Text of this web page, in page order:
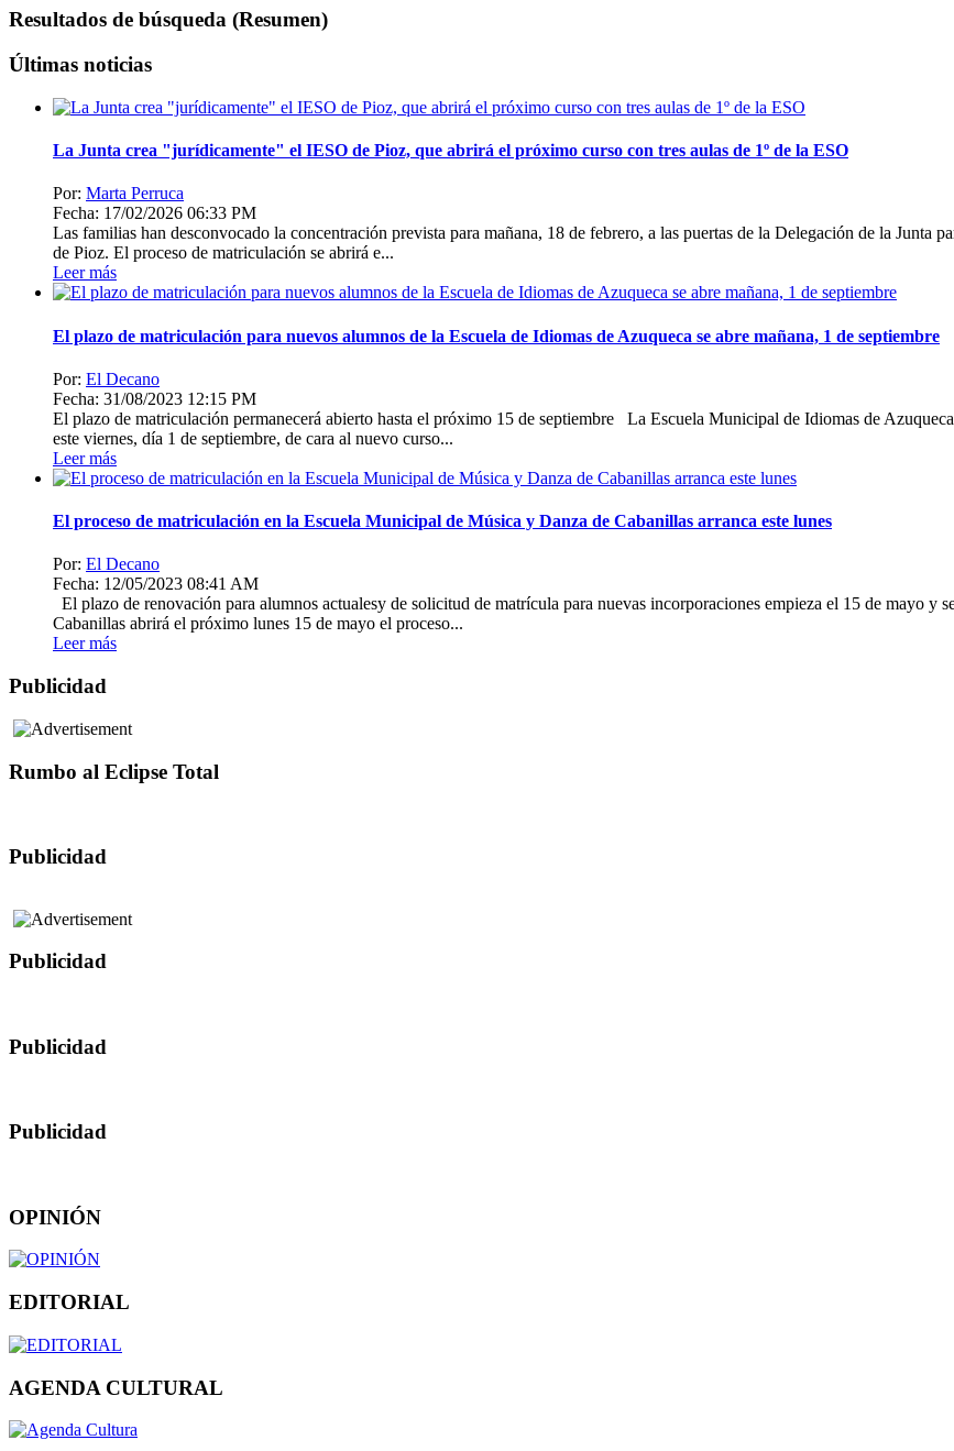
Resultados de búsqueda (Resumen)
Últimas noticias
La Junta crea "jurídicamente" el IESO de Pioz, que abrirá el próximo curso con tres aulas de 1º de la ESO
Por: Marta Perruca
Fecha: 17/02/2026 06:33 PM
Las familias han desconvocado la concentración prevista para mañana, 18 de febrero, a las puertas de la Delegación de la Junta
de Pioz. El proceso de matriculación se abrirá e...
Leer más
El plazo de matriculación para nuevos alumnos de la Escuela de Idiomas de Azuqueca se abre mañana, 1 de septiembre
Por: El Decano
Fecha: 31/08/2023 12:15 PM
El plazo de matriculación permanecerá abierto hasta el próximo 15 de septiembre La Escuela Municipal de Idiomas de
este viernes, día 1 de septiembre, de cara al nuevo curso...
Leer más
El proceso de matriculación en la Escuela Municipal de Música y Danza de Cabanillas arranca este lunes
Por: El Decano
Fecha: 12/05/2023 08:41 AM
El plazo de renovación para alumnos actualesy de solicitud de matrícula para nuevas incorporaciones empieza el 15 de mayo
Cabanillas abrirá el próximo lunes 15 de mayo el proceso...
Leer más
Publicidad
Rumbo al Eclipse Total
Publicidad
Publicidad
Publicidad
Publicidad
OPINIÓN
EDITORIAL
AGENDA CULTURAL